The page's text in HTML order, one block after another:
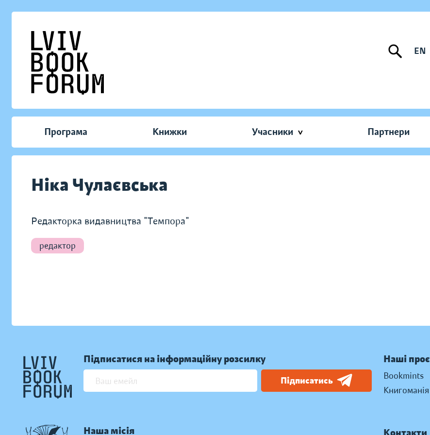
EN
Програма Книжки Учасники Партнери
Ніка Чулаєвська
Редакторка видавництва "Темпора"
редактор
Підписатися на інформаційну розсилку
Підписатись
Наша місія
Наші
Bookmints
Книгоманія